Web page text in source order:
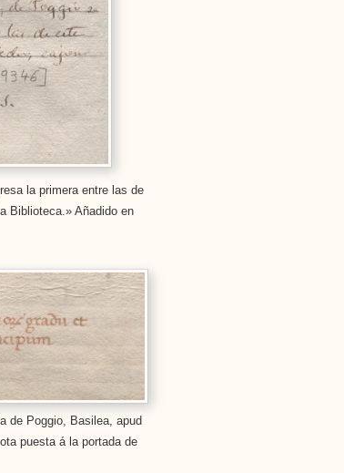
la primera entre las de
Biblioteca.» Añadido en
de Poggio, Basilea, apud
puesta á la portada de